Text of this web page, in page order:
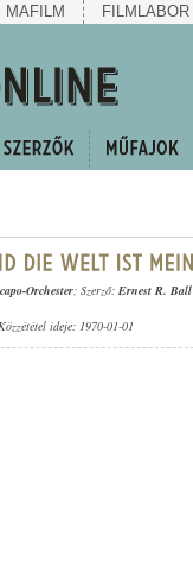
MAFILM FILMLABOR
Orchester; Szerző: Ernest R. Ball
ideje: 1970-01-01